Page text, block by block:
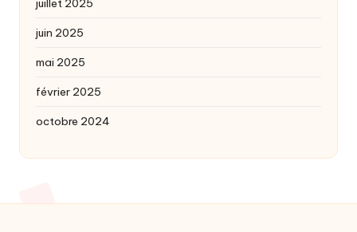
juillet 2025
juin 2025
mai 2025
février 2025
octobre 2024